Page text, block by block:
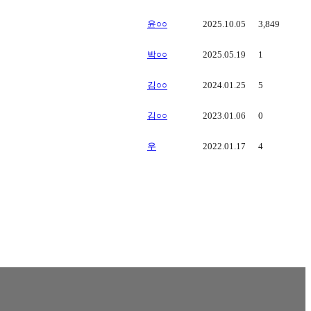
윤○○ 2025.10.05 3,849
박○○ 2025.05.19 1
김○○ 2024.01.25 5
김○○ 2023.01.06 0
우 2022.01.17 4